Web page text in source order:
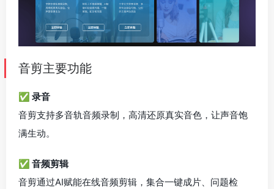
音剪主要功能
✅ 录音
音剪支持多音轨音频录制，高清还原真实音色，让声音饱
满生动。
✅ 音频剪辑
音剪通过AI赋能在线音频剪辑，集合一键成片、问题检